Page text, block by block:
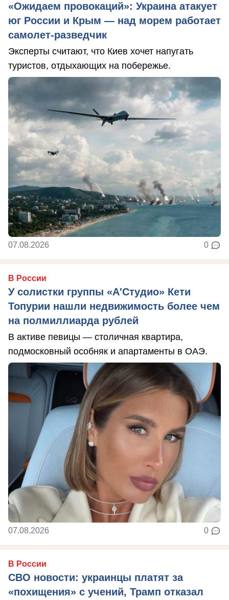
«Ожидаем провокаций»: Украина атакует
юг России и Крым — над морем работает
самолет-разведчик
Эксперты считают, что Киев хочет напугать
туристов, отдыхающих на побережье.
07.08.2026 0
В России
У солистки группы «А'Студио» Кети
Топурии нашли недвижимость более чем
на полмиллиарда рублей
В активе певицы — столичная квартира,
подмосковный особняк и апартаменты в ОАЭ.
07.08.2026 0
В России
СВО новости: украинцы платят за
«похищения» с учений, Трамп отказал